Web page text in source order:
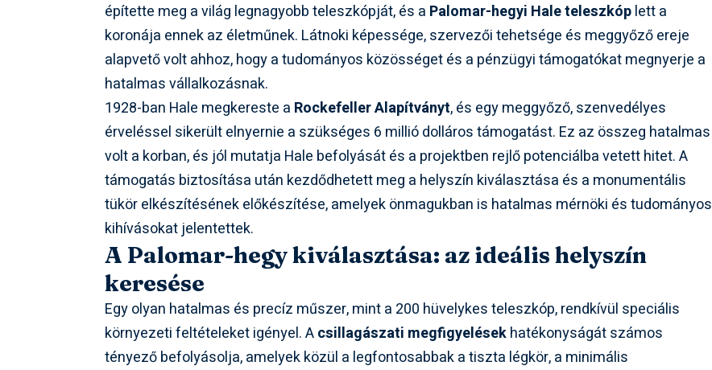
építette meg a világ legnagyobb teleszkópját, és a Palomar-hegyi Hale teleszkóplett a
koronája ennek az életműnek. Látnoki képessége, szervezői tehetsége és meggyőző ereje
alapvető volt ahhoz, hogy a tudományos közösséget és a pénzügyi támogatókat megnyerje a
hatalmas vállalkozásnak.
1928-ban Hale megkereste a Rockefeller Alapítványt, és egy meggyőző, szenvedélyes
érveléssel sikerült elnyernie a szükséges 6 millió dolláros támogatást. Ez az összeg hatalmas
volt a korban, és jól mutatja Hale befolyását és a projektben rejlő potenciálba vetett hitet. A
támogatás biztosítása után kezdődhetett meg a helyszín kiválasztása és a monumentális
tükör elkészítésének előkészítése, amelyek önmagukban is hatalmas mérnöki és tudományos
kihívásokat jelentettek.
A Palomar-hegy kiválasztása: az ideális helyszín
keresése
Egy olyan hatalmas és precíz műszer, mint a 200 hüvelykes teleszkóp, rendkívül speciális
környezeti feltételeket igényel. Acsillagászati megfigyelésekhatékonyságát számos
tényező befolyásolja, amelyek közül a legfontosabbak a tiszta légkör, a minimális